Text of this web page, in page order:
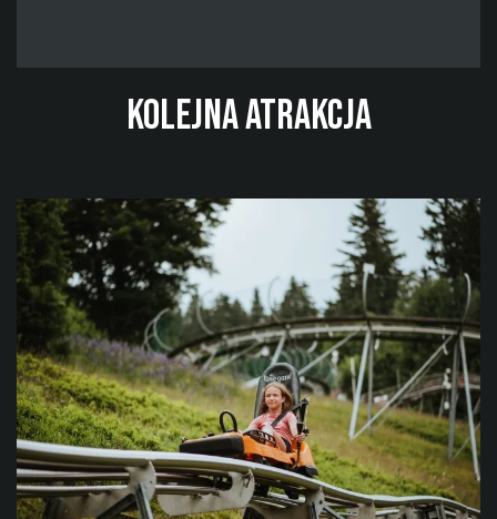
Kolejna atrakcja